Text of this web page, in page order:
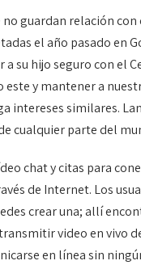
guardan relación
el año pasado
su hijo seguro con el
y mantener a
intereses similares.
cualquier parte del
chat y citas para
de Internet. Los
crear una; allí
transmitir video en
en línea sin